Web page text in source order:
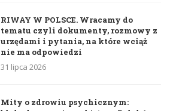
RIWAY W POLSCE. Wracamy do
tematu czyli dokumenty, rozmowy z
urzędami i pytania, na które wciąż
nie ma odpowiedzi
31 lipca 2026
Mity o zdrowiu psychicznym: